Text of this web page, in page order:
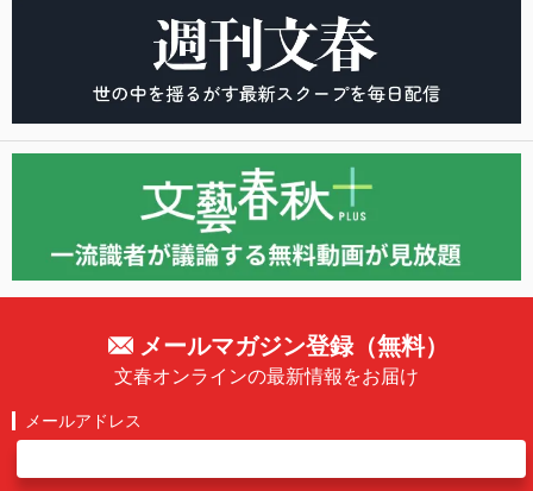
メールマガジン登録（無料）
文春オンラインの最新情報をお届け
メールアドレス